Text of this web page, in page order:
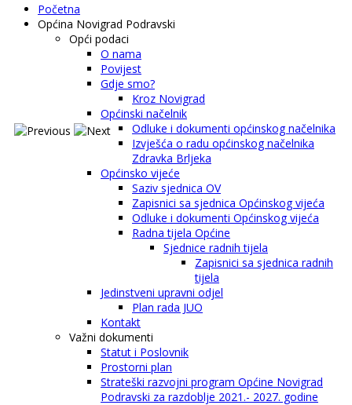
Početna
Općina Novigrad Podravski
Opći podaci
O nama
Povijest
Gdje smo?
Kroz Novigrad
Općinski načelnik
Odluke i dokumenti općinskog načelnika
Izvješća o radu općinskog načelnika
Zdravka Brljeka
Općinsko vijeće
Saziv sjednica OV
Zapisnici sa sjednica Općinskog vijeća
Odluke i dokumenti Općinskog vijeća
Radna tijela Općine
Sjednice radnih tijela
Zapisnici sa sjednica radnih
tijela
Jedinstveni upravni odjel
Plan rada JUO
Kontakt
Važni dokumenti
Statut i Poslovnik
Prostorni plan
Strateški razvojni program Općine Novigrad
Podravski za razdoblje 2021.- 2027. godine